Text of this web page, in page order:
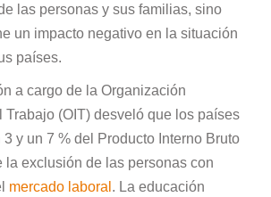
las personas y sus familias, sino
un impacto negativo en la situación
países.
a cargo de la Organización
Trabajo (OIT) desveló que los países
y un 7 % del Producto Interno Bruto
la exclusión de las personas con
mercado laboral . La educación